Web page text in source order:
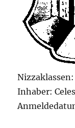
Nizzaklassen:
Inhaber: